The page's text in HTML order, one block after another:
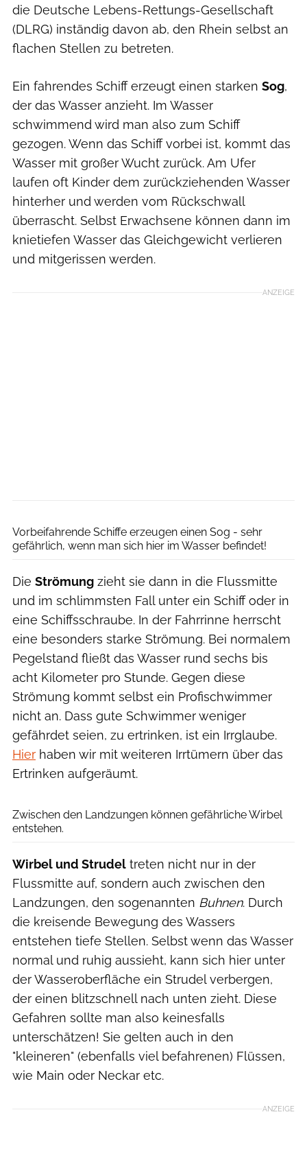
die Deutsche Lebens-Rettungs-Gesellschaft
(DLRG) inständig davon ab, den Rhein selbst an
flachen Stellen zu betreten.
Ein fahrendes Schiff erzeugt einen starken Sog,
der das Wasser anzieht. Im Wasser
schwimmend wird man also zum Schiff
gezogen. Wenn das Schiff vorbei ist, kommt das
Wasser mit großer Wucht zurück. Am Ufer
laufen oft Kinder dem zurückziehenden Wasser
hinterher und werden vom Rückschwall
überrascht. Selbst Erwachsene können dann im
knietiefen Wasser das Gleichgewicht verlieren
und mitgerissen werden.
ANZEIGE
Vorbeifahrende Schiffe erzeugen einen Sog - sehr
gefährlich, wenn man sich hier im Wasser befindet!
Die Strömung zieht sie dann in die Flussmitte
und im schlimmsten Fall unter ein Schiff oder in
eine Schiffsschraube. In der Fahrrinne herrscht
eine besonders starke Strömung. Bei normalem
Pegelstand fließt das Wasser rund sechs bis
acht Kilometer pro Stunde. Gegen diese
Strömung kommt selbst ein Profischwimmer
nicht an. Dass gute Schwimmer weniger
gefährdet seien, zu ertrinken, ist ein Irrglaube.
Hier haben wir mit weiteren Irrtümern über das
Ertrinken aufgeräumt.
Zwischen den Landzungen können gefährliche Wirbel
entstehen.
Wirbel und Strudel treten nicht nur in der
Flussmitte auf, sondern auch zwischen den
Landzungen, den sogenannten Buhnen. Durch
die kreisende Bewegung des Wassers
entstehen tiefe Stellen. Selbst wenn das Wasser
normal und ruhig aussieht, kann sich hier unter
der Wasseroberfläche ein Strudel verbergen,
der einen blitzschnell nach unten zieht. Diese
Gefahren sollte man also keinesfalls
unterschätzen! Sie gelten auch in den
"kleineren" (ebenfalls viel befahrenen) Flüssen,
wie Main oder Neckar etc.
ANZEIGE